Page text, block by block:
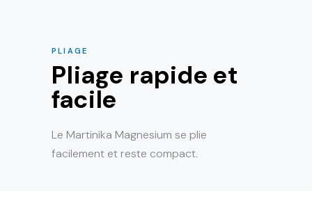
PLIAGE
Pliage rapide et
facile
Le Martinika Magnesium se plie
facilement et reste compact.